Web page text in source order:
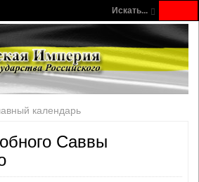
Искать...
календарь
Саввы